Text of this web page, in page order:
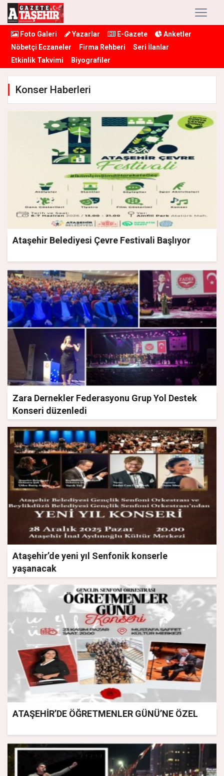
Foto Galeri Yazarlar E-Gazete
Anketler
Nöbetçi Eczaneler
Firma Rehberi
Seri İlanlar
Etkinlik Takvimi
Biyografiler
Konser Haberleri
Ataşehir Belediyesi Çevre Festivali Başlıyor
Zara Dernekler Federasyonu Grup Yol Destek
Konseri düzenledi
Ataşehir’de yeni yıl Senfonik konserle
yaşanacak
ATAŞEHİR’DE ÖĞRETMENLER GÜNÜ’NE ÖZEL